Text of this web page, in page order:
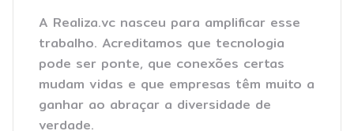
A Realiza.vc nasceu para amplificar esse
trabalho. Acreditamos que tecnologia
pode ser ponte, que conexões certas
mudam vidas e que empresas têm muito a
ganhar ao abraçar a diversidade de
verdade.